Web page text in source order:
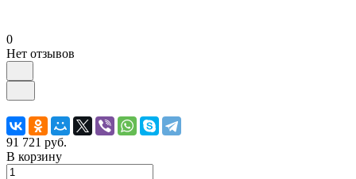
0
Нет отзывов
91 721 руб.
В корзину